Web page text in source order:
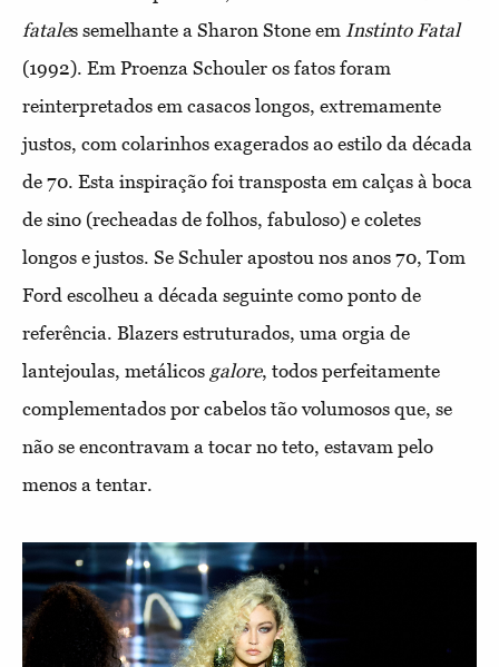
fatales semelhante a Sharon Stone em Instinto Fatal
(1992). Em Proenza Schouler os fatos foram
reinterpretados em casacos longos, extremamente
justos, com colarinhos exagerados ao estilo da década
de 70. Esta inspiração foi transposta em calças à boca
de sino (recheadas de folhos, fabuloso) e coletes
longos e justos. Se Schuler apostou nos anos 70, Tom
Ford escolheu a década seguinte como ponto de
referência. Blazers estruturados, uma orgia de
lantejoulas, metálicos galore, todos perfeitamente
complementados por cabelos tão volumosos que, se
não se encontravam a tocar no teto, estavam pelo
menos a tentar.